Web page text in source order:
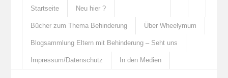
Startseite Neu hier ?
Bücher zum Thema Behinderung Über Wheelymum
Blogsammlung Eltern mit Behinderung – Seht uns
Impressum/Datenschutz In den Medien